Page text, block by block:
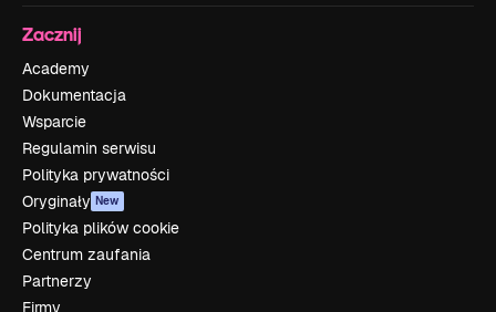
Zacznij
Academy
Dokumentacja
Wsparcie
Regulamin serwisu
Polityka prywatności
Oryginały New
Polityka plików cookie
Centrum zaufania
Partnerzy
Firmy